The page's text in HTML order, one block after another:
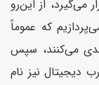
می‌گیرد، از این‌رو
که عموماً
می‌کنند، سپس
دیجیتال نیز نام